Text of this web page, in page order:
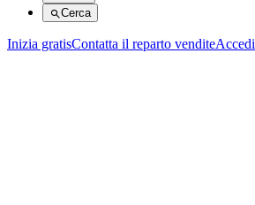
Cerca
Inizia gratisContatta il reparto venditeAccedi